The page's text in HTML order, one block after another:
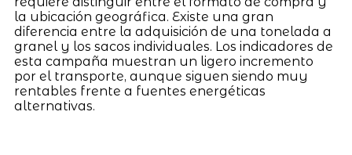
la ubicación geográfica. Existe una gran
diferencia entre la adquisición de una tonelada a
granel y los sacos individuales. Los indicadores de
esta campaña muestran un ligero incremento
por el transporte, aunque siguen siendo muy
rentables frente a fuentes energéticas
alternativas.